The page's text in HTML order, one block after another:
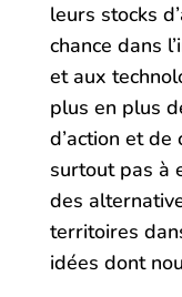
leurs stocks
chance dans
et aux
plus en plus
d’action et de
surtout pas à
des
territoires
idées dont